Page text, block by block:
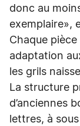
donc au
exemplaire»,
Chaque
adaptation
les grils
La structure
d’anciennes
lettres, à